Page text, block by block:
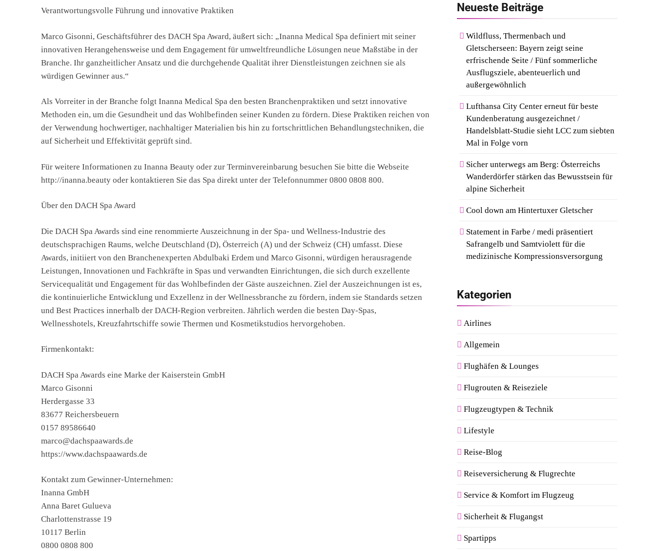
Verantwortungsvolle Führung und innovative Praktiken
Marco Gisonni, Geschäftsführer des DACH Spa Award, äußert sich: „Inanna Medical Spa definiert mit seiner
innovativen Herangehensweise und dem Engagement für umweltfreundliche Lösungen neue Maßstäbe in der
Branche. Ihr ganzheitlicher Ansatz und die durchgehende Qualität ihrer Dienstleistungen zeichnen sie als
würdigen Gewinner aus.“
Als Vorreiter in der Branche folgt Inanna Medical Spa den besten Branchenpraktiken und setzt innovative
Methoden ein, um die Gesundheit und das Wohlbefinden seiner Kunden zu fördern. Diese Praktiken reichen von
der Verwendung hochwertiger, nachhaltiger Materialien bis hin zu fortschrittlichen Behandlungstechniken, die
auf Sicherheit und Effektivität geprüft sind.
Für weitere Informationen zu Inanna Beauty oder zur Terminvereinbarung besuchen Sie bitte die Webseite
http://inanna.beauty oder kontaktieren Sie das Spa direkt unter der Telefonnummer 0800 0808 800.
Über den DACH Spa Award
Die DACH Spa Awards sind eine renommierte Auszeichnung in der Spa- und Wellness-Industrie des
deutschsprachigen Raums, welche Deutschland (D), Österreich (A) und der Schweiz (CH) umfasst. Diese
Awards, initiiert von den Branchenexperten Abdulbaki Erdem und Marco Gisonni, würdigen herausragende
Leistungen, Innovationen und Fachkräfte in Spas und verwandten Einrichtungen, die sich durch exzellente
Servicequalität und Engagement für das Wohlbefinden der Gäste auszeichnen. Ziel der Auszeichnungen ist es,
die kontinuierliche Entwicklung und Exzellenz in der Wellnessbranche zu fördern, indem sie Standards setzen
und Best Practices innerhalb der DACH-Region verbreiten. Jährlich werden die besten Day-Spas,
Wellnesshotels, Kreuzfahrtschiffe sowie Thermen und Kosmetikstudios hervorgehoben.
Firmenkontakt:
DACH Spa Awards eine Marke der Kaiserstein GmbH
Marco Gisonni
Herdergasse 33
83677 Reichersbeuern
0157 89586640
marco@dachspaawards.de
https://www.dachspaawards.de
Kontakt zum Gewinner-Unternehmen:
Inanna GmbH
Anna Baret Gulueva
Charlottenstrasse 19
10117 Berlin
0800 0808 800
Neueste Beiträge
Wildfluss, Thermenbach und
Gletscherseen: Bayern zeigt seine
erfrischende Seite / Fünf sommerliche
Ausflugsziele, abenteuerlich und
außergewöhnlich
Lufthansa City Center erneut für beste
Kundenberatung ausgezeichnet /
Handelsblatt-Studie sieht LCC zum siebten
Mal in Folge vorn
Sicher unterwegs am Berg: Österreichs
Wanderdörfer stärken das Bewusstsein für
alpine Sicherheit
Cool down am Hintertuxer Gletscher
Statement in Farbe / medi präsentiert
Safrangelb und Samtviolett für die
medizinische Kompressionsversorgung
Kategorien
Airlines
Allgemein
Flughäfen & Lounges
Flugrouten & Reiseziele
Flugzeugtypen & Technik
Lifestyle
Reise-Blog
Reiseversicherung & Flugrechte
Service & Komfort im Flugzeug
Sicherheit & Flugangst
Spartipps